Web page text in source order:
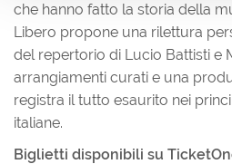
che hanno fatto la storia della
Libero propone una rilettura
del repertorio di Lucio Battisti e
arrangiamenti curati e una
registra il tutto esaurito nei
italiane.
Biglietti disponibili su